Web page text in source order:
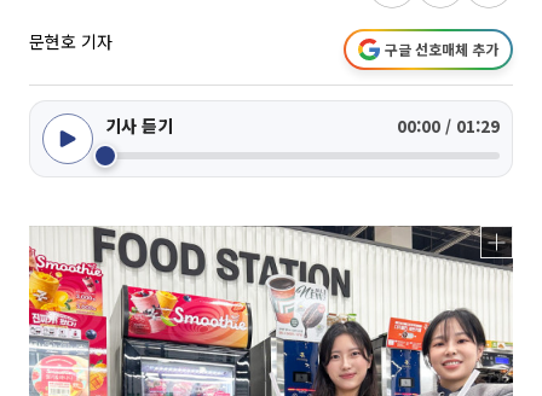
문현호 기자 구글 선호매체 추가
기사 듣기 00:00 / 01:29